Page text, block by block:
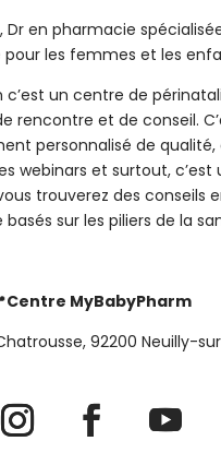
Dr en pharmacie
pour les femmes et les
c’est un centre de
rencontre et de conseil.
personnalisé de qualité,
webinars et surtout, c’est
trouverez des conseils
sur les piliers de la
Centre MyBabyPharm
92200 Neuilly-